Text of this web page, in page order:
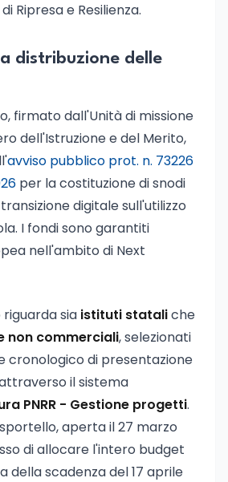
Ripresa e Resilienza.
distribuzione delle
firmato dall'Unità di missione
dell'Istruzione e del Merito,
avviso pubblico prot. n. 73226
per la costituzione di snodi
digitale sull'utilizzo
I fondi sono garantiti
nell'ambito di Next
sia istituti stataliche
non commerciali, selezionati
cronologico di presentazione
il sistema
PNRR - Gestione progetti.
aperta il 27 marzo
di allocare l'intero budget
della scadenza del 17 aprile